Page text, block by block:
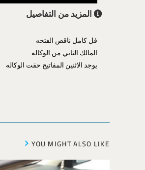
المزيد من التفاصيل
فل كامل ناقص الفتحه
المالك الثاني من الوكاله
يوجد الاثنين المفاتيح حقت الوكاله
YOU MIGHT ALSO LIKE